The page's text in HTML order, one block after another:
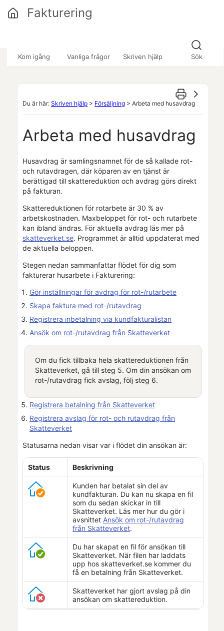
Kom igång Vanliga frågor Skriven hjälp Sök
Fakturering
Du är här: Skriven hjälp > Försäljning > Arbeta med husavdrag
Arbeta med husavdrag
Husavdrag är samlingsnamnet för de så kallade rot-
och rutavdragen, där köparen av en tjänst är
berättigad till skattereduktion och avdrag görs direkt
på fakturan.
Skattereduktionen för rotarbete är 30 % av
arbetskostnaden. Maxbeloppet för rot- och rutarbete
kan ibland ändras. För aktuella avdrag läs mer på
skatteverket.se. Programmet är alltid uppdaterat med
de aktuella beloppen.
Stegen nedan sammanfattar flödet för dig som
fakturerar husarbete i Fakturering:
Gör inställningar för avdrag för rot-/rutarbete
Skapa faktura med rot-/rutavdrag
Registrera inbetalning via kundfakturalistan
Ansök om rot-/rutavdrag från Skatteverket
Om du fick tillbaka hela skattereduktionen från
Skatteverket, gå till steg 5. Om din ansökan om
rot-/rutavdrag fick avslag, följ steg 6.
Registrera betalning från Skatteverket
Registrera avslag för rot- och rutavdrag från
Skatteverket
Statusarna nedan visar var i flödet din ansökan är:
Status Beskrivning
Kunden har betalat sin del av
kundfakturan. Du kan nu skapa en fil
som du sedan skickar in till
Skatteverket. Läs mer hur du gör i
avsnittet Ansök om rot-/rutavdrag
från Skatteverket.
Du har skapat en fil för ansökan till
Skatteverket. När filen har laddats
upp hos skatteverket.se kommer du
få en betalning från Skatteverket.
Skatteverket har gjort avslag på din
ansökan om skattereduktion.